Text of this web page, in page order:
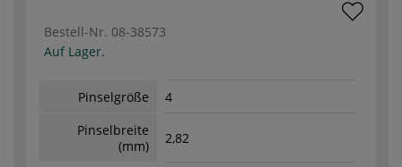
Bestell-Nr. 08-38573
Auf Lager.
Pinselgröße
4
Pinselbreite
(mm)
2,82